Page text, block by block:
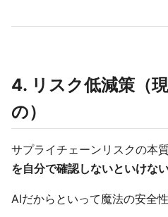
4. リスク低減策（
の）
サプライチェーンリスクの本
を自分で確認しないといけない
AIだからといって魔法の安全